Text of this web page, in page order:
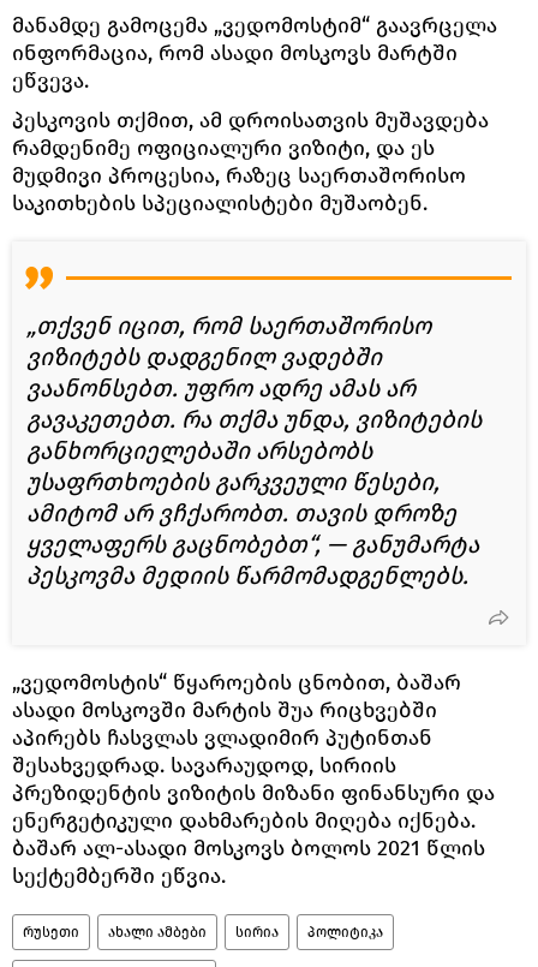
მანამდე გამოცემა „ვედომოსტიმ“ გაავრცელა
ინფორმაცია, რომ ასადი მოსკოვს მარტში
ეწვევა.
პესკოვის თქმით, ამ დროისათვის მუშავდება
რამდენიმე ოფიციალური ვიზიტი, და ეს
მუდმივი პროცესია, რაზეც საერთაშორისო
საკითხების სპეციალისტები მუშაობენ.
„თქვენ იცით, რომ საერთაშორისო
ვიზიტებს დადგენილ ვადებში
ვაანონსებთ. უფრო ადრე ამას არ
გავაკეთებთ. რა თქმა უნდა, ვიზიტების
განხორციელებაში არსებობს
უსაფრთხოების გარკვეული წესები,
ამიტომ არ ვჩქარობთ. თავის დროზე
ყველაფერს გაცნობებთ“, — განუმარტა
პესკოვმა მედიის წარმომადგენლებს.
„ვედომოსტის“ წყაროების ცნობით, ბაშარ
ასადი მოსკოვში მარტის შუა რიცხვებში
აპირებს ჩასვლას ვლადიმირ პუტინთან
შესახვედრად. სავარაუდოდ, სირიის
პრეზიდენტის ვიზიტის მიზანი ფინანსური და
ენერგეტიკული დახმარების მიღება იქნება.
ბაშარ ალ-ასადი მოსკოვს ბოლოს 2021 წლის
სექტემბერში ეწვია.
რუსეთი ახალი ამბები სირია პოლიტიკა